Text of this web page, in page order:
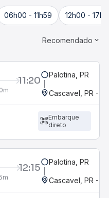
06h00 - 11h59 12h00 -
Recomendado
11:20 Palotina, PR
Cascavel, PR -
Embarque
direto
12:15 Palotina, PR
Cascavel, PR -